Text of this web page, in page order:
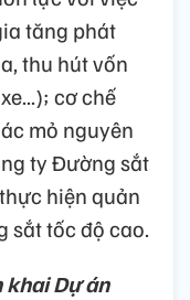
tăng phát
thu hút vốn
cơ chế
mỏ nguyên
ty Đường sắt
hiện quản
sắt tốc độ cao.
khai Dự án